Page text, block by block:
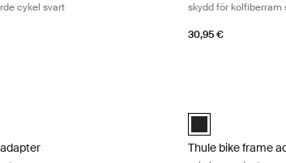
cykel svart skydd för kolfiberram
30,95 €
Black (selected)
Thule bike frame